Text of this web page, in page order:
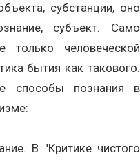
субстанции, оно
субъект. Само
только человеческой
бытия как такового.
способы познания в
В "Критике чистого